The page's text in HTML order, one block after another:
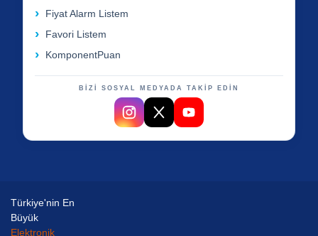
Fiyat Alarm Listem
Favori Listem
KomponentPuan
BİZİ SOSYAL MEDYADA TAKİP EDİN
Türkiye'nin En
Büyük
Elektronik